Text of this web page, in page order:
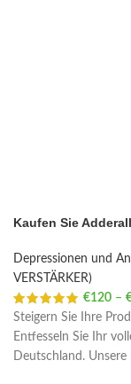
Kaufen Sie
Depressionen und
VERSTÄRKER)
€120 –
Steigern Sie Ihre
Entfesseln Sie Ihr
Deutschland. Unsere